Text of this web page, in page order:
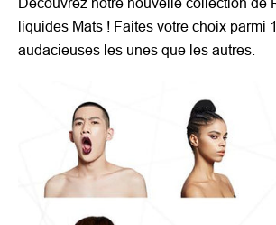
Découvrez notre nouvelle collection de
liquides Mats ! Faites votre choix parmi
audacieuses les unes que les autres.